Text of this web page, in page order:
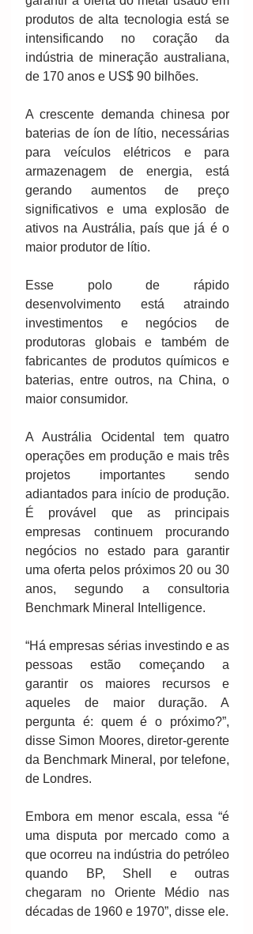
produtos de alta tecnologia está se
intensificando no coração da
indústria de mineração australiana,
de 170 anos e US$ 90 bilhões.
A crescente demanda chinesa por
baterias de íon de lítio, necessárias
para veículos elétricos e para
armazenagem de energia, está
gerando aumentos de preço
significativos e uma explosão de
ativos na Austrália, país que já é o
maior produtor de lítio.
Esse polo de rápido
desenvolvimento está atraindo
investimentos e negócios de
produtoras globais e também de
fabricantes de produtos químicos e
baterias, entre outros, na China, o
maior consumidor.
A Austrália Ocidental tem quatro
operações em produção e mais três
projetos importantes sendo
adiantados para início de produção.
É provável que as principais
empresas continuem procurando
negócios no estado para garantir
uma oferta pelos próximos 20 ou 30
anos, segundo a consultoria
Benchmark Mineral Intelligence.
“Há empresas sérias investindo e as
pessoas estão começando a
garantir os maiores recursos e
aqueles de maior duração. A
pergunta é: quem é o próximo?”,
disse Simon Moores, diretor-gerente
da Benchmark Mineral, por telefone,
de Londres.
Embora em menor escala, essa “é
uma disputa por mercado como a
que ocorreu na indústria do petróleo
quando BP, Shell e outras
chegaram no Oriente Médio nas
décadas de 1960 e 1970”, disse ele.